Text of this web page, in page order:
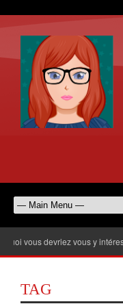
vous devriez vous y intéresser ?
TAG